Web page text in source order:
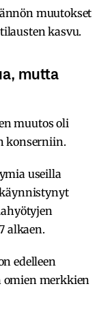
muutokset
kasvu.
mutta
muutos oli
konserniin.
useilla
alkaen.
edelleen
omien merkkien